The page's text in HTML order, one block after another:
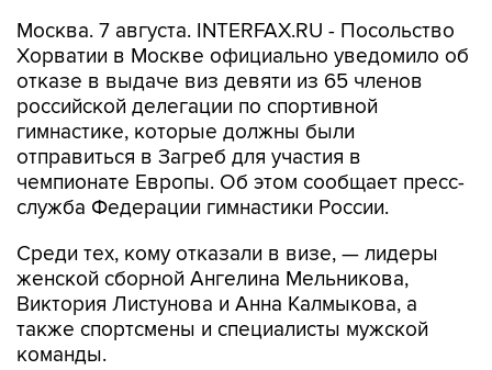
Москва. 7 августа. INTERFAX.RU - Посольство
Хорватии в Москве официально уведомило об
отказе в выдаче виз девяти из 65 членов
российской делегации по спортивной
гимнастике, которые должны были
отправиться в Загреб для участия в
чемпионате Европы. Об этом сообщает пресс-
служба Федерации гимнастики России.
Среди тех, кому отказали в визе, — лидеры
женской сборной Ангелина Мельникова,
Виктория Листунова и Анна Калмыкова, а
также спортсмены и специалисты мужской
команды.